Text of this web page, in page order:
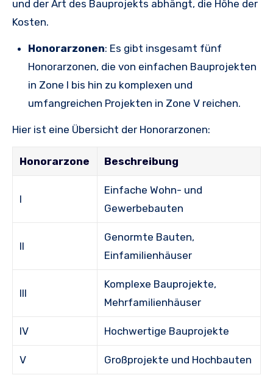
und der Art des Bauprojekts abhängt, die Höhe der
Kosten.
Honorarzonen: Es gibt insgesamt fünf
Honorarzonen, die von einfachen Bauprojekten
in Zone I bis hin zu komplexen und
umfangreichen Projekten in Zone V reichen.
Hier ist eine Übersicht der Honorarzonen:
Honorarzone Beschreibung
I
Einfache Wohn- und
Gewerbebauten
II
Genormte Bauten,
Einfamilienhäuser
III
Komplexe Bauprojekte,
Mehrfamilienhäuser
IV Hochwertige Bauprojekte
V Großprojekte und Hochbauten